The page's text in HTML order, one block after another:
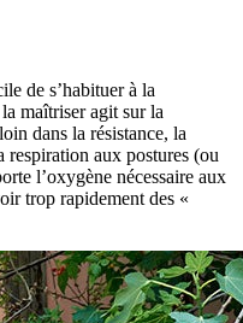
de s’habituer à la
maîtriser agit sur la
dans la résistance, la
aux postures (ou
l’oxygène nécessaire aux
trop rapidement des «